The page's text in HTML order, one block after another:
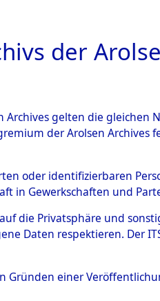
ÜBERSICHT BILD
(108012153)
der
gelten die
der Arolsen
oder identifizierbaren
in Gewerkschaften und
die Privatsphäre und
Daten respektieren. Der
Gründen einer